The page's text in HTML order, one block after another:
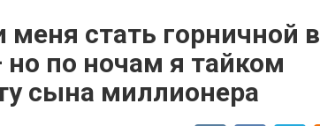
стать горничной в
по ночам я тайком
сына миллионера